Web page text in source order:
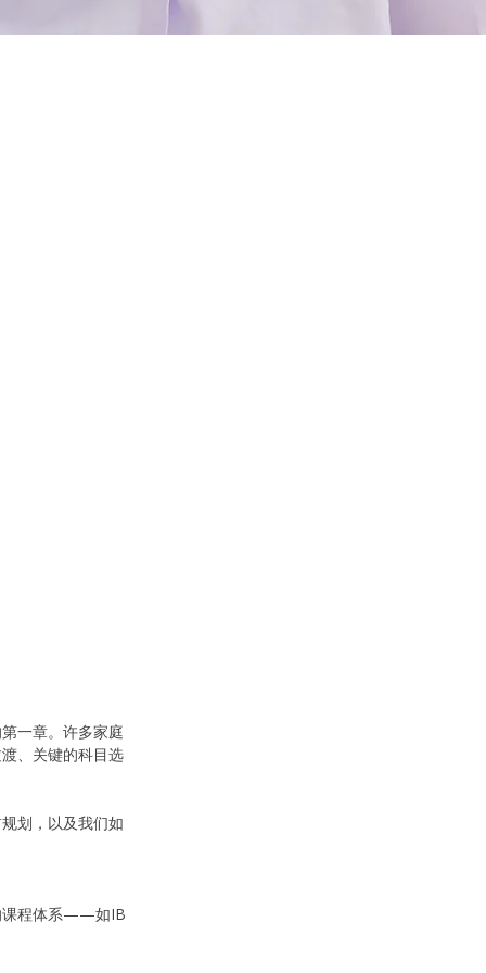
一章。许多家庭
、关键的科目选
划，以及我们如
课程体系——如IB